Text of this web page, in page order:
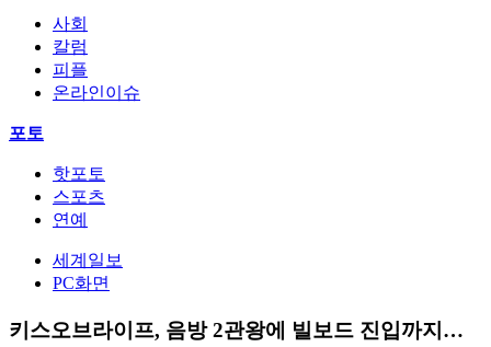
사회
칼럼
피플
온라인이슈
포토
핫포토
스포츠
연예
세계일보
PC화면
키스오브라이프, 음방 2관왕에 빌보드 진입까지…